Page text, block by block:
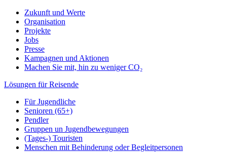
Zukunft und Werte
Organisation
Projekte
Jobs
Presse
Kampagnen und Aktionen
Machen Sie mit, hin zu weniger CO₂
Lösungen für Reisende
Für Jugendliche
Senioren (65+)
Pendler
Gruppen un Jugendbewegungen
(Tages-) Touristen
Menschen mit Behinderung oder Begleitpersonen